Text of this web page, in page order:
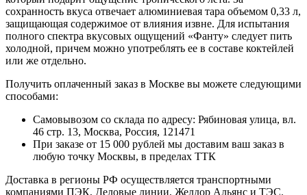
сохранность вкуса отвечает алюминиевая тара объемом 0,33 л,
защищающая содержимое от влияния извне. Для испытания
полного спектра вкусовых ощущений «Фанту» следует пить
холодной, причем можно употреблять ее в составе коктейлей
или же отдельно.
Получить оплаченный заказ в Москве вы можете следующими
способами:
Самовывозом со склада по адресу: Рябиновая улица, вл.
46 стр. 13, Москва, Россия, 121471
При заказе от 15 000 рублей мы доставим ваш заказ в
любую точку Москвы, в пределах ТТК
Доставка в регионы РФ осуществляется транспортными
компаниями ПЭК, Деловые линии, Желдор Альянс и ТЭС.